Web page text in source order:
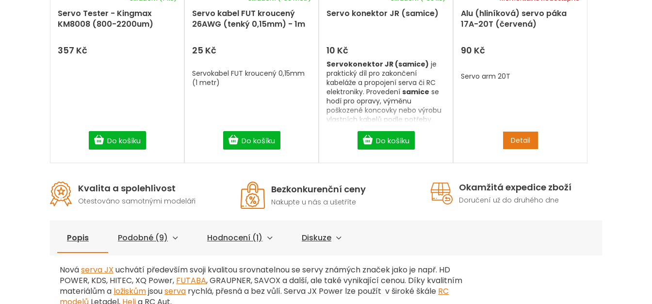
Servo Tester - Kingmax
KM8008 (800-2200um)
357 Kč
Do košíku
Servo kabel FUT kroucený
26AWG (tenký 0,15mm) - 1m
25 Kč
Do košíku
Servokabel FUT kroucený 0,15mm
(1 metr)
Servo konektor JR (samice)
10 Kč
Do košíku
Servokonektor JR (samice) je
praktický díl pro zakončení
kabeláže a propojení serva či RC
elektroniky. Provedení samice se
hodí pro opravy, výměnu
poškozené koncovky nebo výrobu
vlastních kabelů podle potřeby.
Pomáhá udržet zapojení
přehlednéa kompaktní i v
menším prostoru modelu.
Alu (hliníková) servo páka
17A-20T (červená)
90 Kč
Detail
Servo arm 20T
Kvalita a spolehlivost
Otestováno samotnými modeláři
Bezkonkurenční ceny
Nakupte u nás a ušetříte
Okamžitá expedice zboží
Doručení už do druhého dne
Popis Podobné (9) Hodnocení (1) Diskuze
Nováserva JX uchvátí především svoji kvalitou srovnatelnou se servy známých značek jako je např. HD
POWER, KDS, HITEC, XQ Power, FUTABA, GRAUPNER, SAVOX a další, ale také vynikající cenou. Díky kvalitním
materiálům a ložiskůmjsouserva rychlá, přesná a bez vůlí. Serva JX Power lze použít v široké škále RC
modelů Letadel, Helia RC Aut.